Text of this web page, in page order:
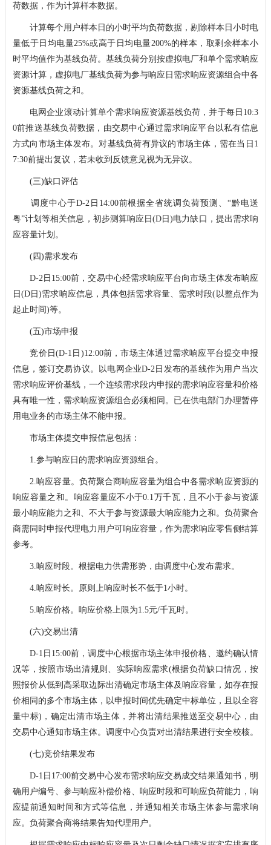
荷数据，作为计算样本数据。
计算每个用户样本日的小时平均负荷数据，剔除样本日小时电
量低于日均电量25%或高于日均电量200%的样本，取剩余样本小
时平均值作为基线负荷。基线负荷分别按虚拟电厂和单个需求响应
资源计算，虚拟电厂基线负荷为参与响应日需求响应资源组合中各
资源基线负荷之和。
电网企业滚动计算单个需求响应资源基线负荷，并于每日10:3
0前推送基线负荷数据，由交易中心通过需求响应平台以私有信息
方式向市场主体发布。对基线负荷有异议的市场主体，需在当日1
7:30前提出复议，若未收到反馈意见视为无异议。
(三)缺口评估
调度中心于D-2日14:00前根据全省统调负荷预测、“黔电送
粤”计划等相关信息，初步测算响应日(D日)电力缺口，提出需求响
应容量计划。
(四)需求发布
D-2日15:00前，交易中心经需求响应平台向市场主体发布响应
日(D日)需求响应信息，具体包括需求容量、需求时段(以整点作为
起止时间)等。
(五)市场申报
竞价日(D-1日)12:00前，市场主体通过需求响应平台提交申报
信息，签订交易协议。以电网企业D-2日发布的基线作为用户当次
需求响应评价基线，一个连续需求段内申报的需求响应容量和价格
具有唯一性，需求响应资源组合必须相同。已在供电部门办理暂停
用电业务的市场主体不能申报。
市场主体提交申报信息包括：
1.参与响应日的需求响应资源组合。
2.响应容量。负荷聚合商响应容量为组合中各需求响应资源的
响应容量之和。响应容量应不小于0.1万千瓦，且不小于参与资源
最小响应能力之和、不大于参与资源最大响应能力之和。负荷聚合
商需同时申报代理电力用户可响应容量，作为需求响应零售侧结算
参考。
3.响应时段。根据电力供需形势，由调度中心发布需求。
4.响应时长。原则上响应时长不低于1小时。
5.响应价格。响应价格上限为1.5元/千瓦时。
(六)交易出清
D-1日15:00前，调度中心根据市场主体申报价格、邀约确认情
况等，按照市场出清规则、实际响应需求(根据负荷缺口情况，按
照报价从低到高采取边际出清确定市场主体及响应容量，如存在报
价相同的多个市场主体，以申报时间优先确定中标单位，且以全容
量中标)，确定出清市场主体，并将出清结果推送至交易中心，由
交易中心通知市场主体。调度中心负责对出清结果进行安全校核。
(七)竞价结果发布
D-1日17:00前交易中心发布需求响应交易成交结果通知书，明
确用户编号、参与响应补偿价格、响应时段和可响应负荷能力，响
应提前通知时间和方式等信息，并通知相关市场主体参与需求响
应。负荷聚合商将结果告知代理用户。